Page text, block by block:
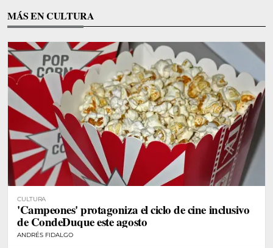
MÁS EN CULTURA
CULTURA
'Campeones' protagoniza el ciclo de cine inclusivo
de CondeDuque este agosto
ANDRÉS FIDALGO